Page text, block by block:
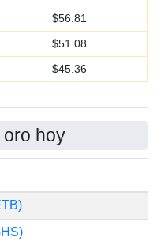
$56.81
$51.08
$45.36
oro hoy